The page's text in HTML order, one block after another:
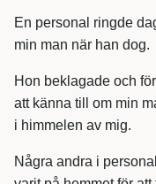
En personal ringde
min man när han dog.
Hon beklagade och
att känna till om min
i himmelen av mig.
Några andra i